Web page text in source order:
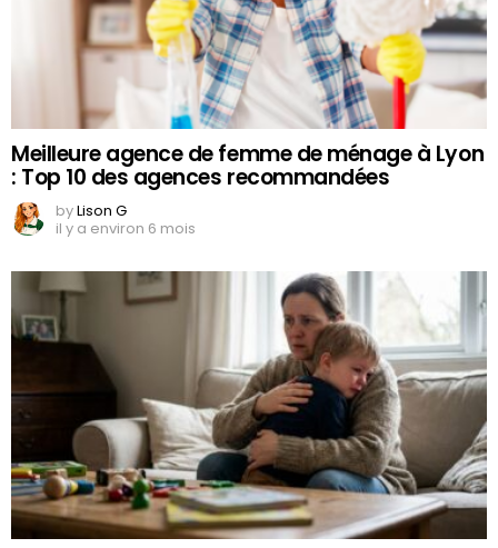
Meilleure agence de femme de ménage à Lyon
: Top 10 des agences recommandées
byLison G
il y a environ 6 mois